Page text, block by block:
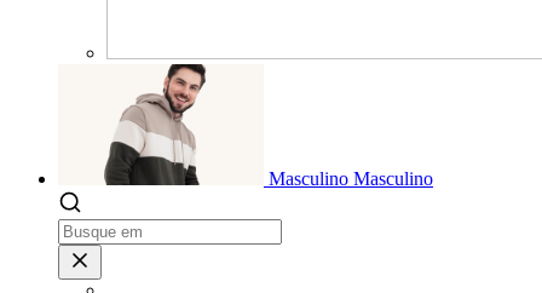
Masculino Masculino